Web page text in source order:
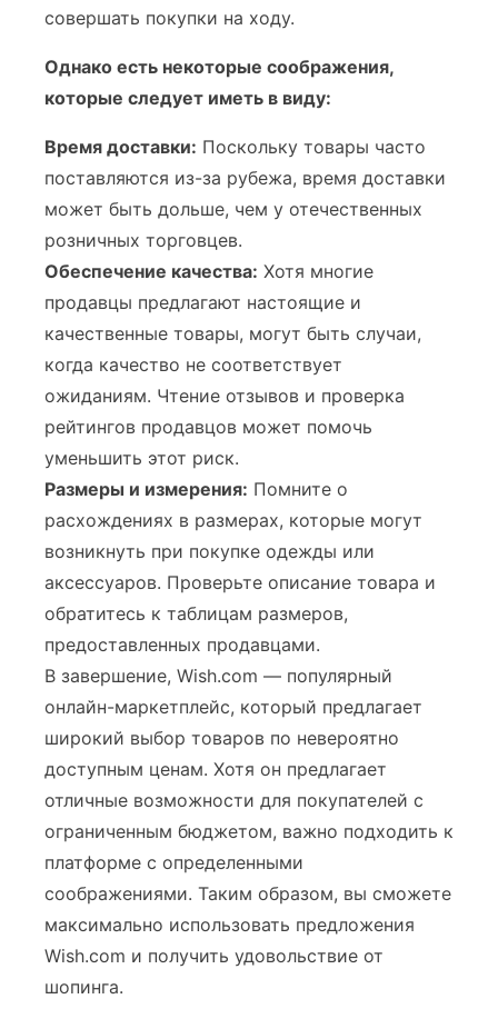
совершать покупки на ходу.
Однако есть некоторые соображения,
которые следует иметь в виду:
Время доставки: Поскольку товары часто
поставляются из-за рубежа, время доставки
может быть дольше, чем у отечественных
розничных торговцев.
Обеспечение качества: Хотя многие
продавцы предлагают настоящие и
качественные товары, могут быть случаи,
когда качество не соответствует
ожиданиям. Чтение отзывов и проверка
рейтингов продавцов может помочь
уменьшить этот риск.
Размеры и измерения: Помните о
расхождениях в размерах, которые могут
возникнуть при покупке одежды или
аксессуаров. Проверьте описание товара и
обратитесь к таблицам размеров,
предоставленных продавцами.
В завершение, Wish.com — популярный
онлайн-маркетплейс, который предлагает
широкий выбор товаров по невероятно
доступным ценам. Хотя он предлагает
отличные возможности для покупателей с
ограниченным бюджетом, важно подходить к
платформе с определенными
соображениями. Таким образом, вы сможете
максимально использовать предложения
Wish.com и получить удовольствие от
шопинга.